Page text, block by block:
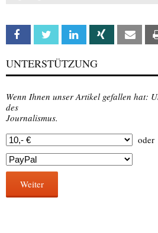
Facebook Twitter Linkedin Xing
UNTERSTÜTZUNG
Wenn Ihnen unser Artikel gefallen hat:
des
Journalismus.
oder
Weiter